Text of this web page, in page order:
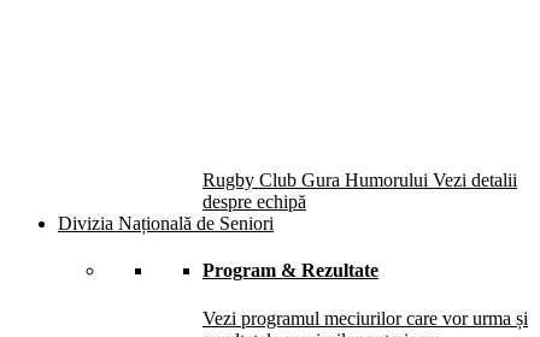
Rugby Club Gura Humorului Vezi detalii
despre echipă
Divizia Națională de Seniori
Program & Rezultate
Vezi programul meciurilor care vor urma și